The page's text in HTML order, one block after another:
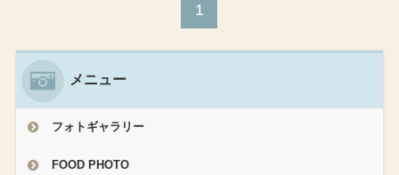
1
メニュー
フォトギャラリー
FOOD PHOTO